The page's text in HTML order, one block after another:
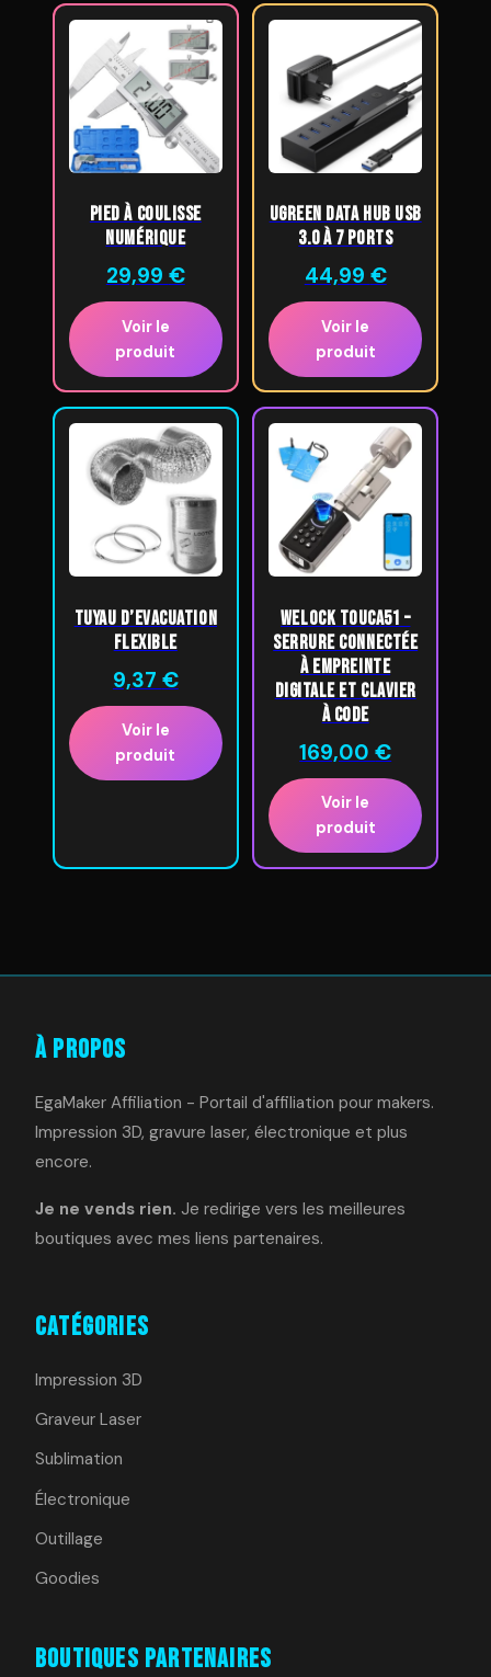
Pied à Coulisse
Numérique
29,99 €
Voir le
produit
UGREEN Data Hub USB
3.0 à 7 Ports
44,99 €
Voir le
produit
Tuyau d’Evacuation
Flexible
9,37 €
Voir le
produit
WELOCK ToucA51 –
Serrure connectée
à empreinte
digitale et clavier
à code
169,00€
Voir le
produit
À Propos
EgaMaker Affiliation - Portail d'affiliation pour makers.
Impression 3D, gravure laser, électronique et plus
encore.
Je ne vends rien. Je redirige vers les meilleures
boutiques avec mes liens partenaires.
Catégories
Impression 3D
Graveur Laser
Sublimation
Électronique
Outillage
Goodies
Boutiques Partenaires